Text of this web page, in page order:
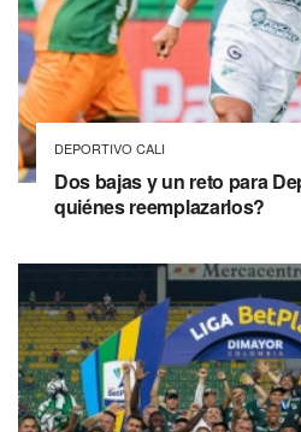
DEPORTIVO CALI
Dos bajas y un reto para
quiénes reemplazarlos?